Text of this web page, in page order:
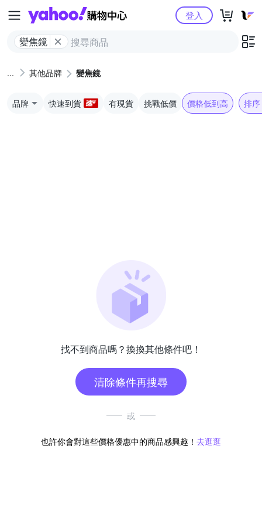
Yahoo購物中心
變焦鏡
登入
其他品牌 變焦鏡
品牌 快速到貨 有現貨 挑戰低價 價格低到高 排序
找不到商品嗎？換換其他條件吧！
清除條件再搜尋
或
也許你會對這些價格優惠中的商品感興趣！ 去逛逛